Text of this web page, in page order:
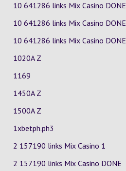
10 641286 links Mix Casino DONE
10 641286 links Mix Casino DONE
10 641286 links Mix Casino DONE
1020A Z
1169
1450A Z
1500A Z
1xbetph.ph3
2 157190 links Mix Casino 1
2 157190 links Mix Casino DONE